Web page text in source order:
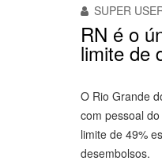
SUPER
RN é o
limite de
O Rio Grande
com pessoal
limite de 49%
desembolsos.